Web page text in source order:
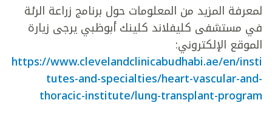
لمعرفة المزيد من المعلومات حول برنامج زراعة الرئة
في مستشفى كليفلاند كلينك أبوظبي يرجى زيارة
الموقع الإلكتروني:
https://www.clevelandclinicabudhabi.ae/en/insti
tutes-and-specialties/heart-vascular-and-
thoracic-institute/lung-transplant-program